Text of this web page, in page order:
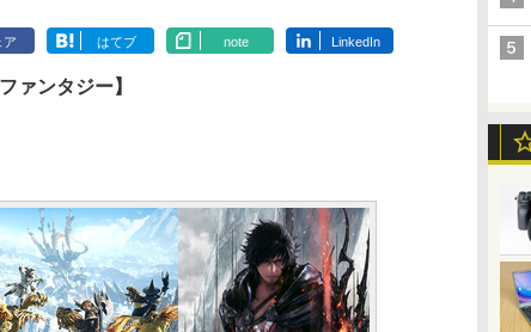
ア はてブ note LinkedIn
ァンタジー】